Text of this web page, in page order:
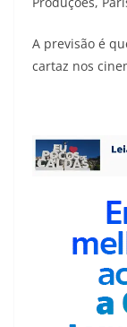
A previsão é
cartaz nos